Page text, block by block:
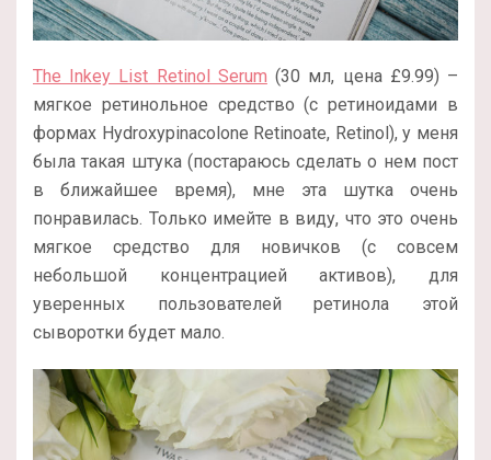
The Inkey List Retinol Serum (30 мл, цена £9.99) –
мягкое ретинольное средство (с ретиноидами в
формах Hydroxypinacolone Retinoate, Retinol), у меня
была такая штука (постараюсь сделать о нем пост
в ближайшее время), мне эта шутка очень
понравилась. Только имейте в виду, что это очень
мягкое средство для новичков (с совсем
небольшой концентрацией активов), для
уверенных пользователей ретинола этой
сыворотки будет мало.